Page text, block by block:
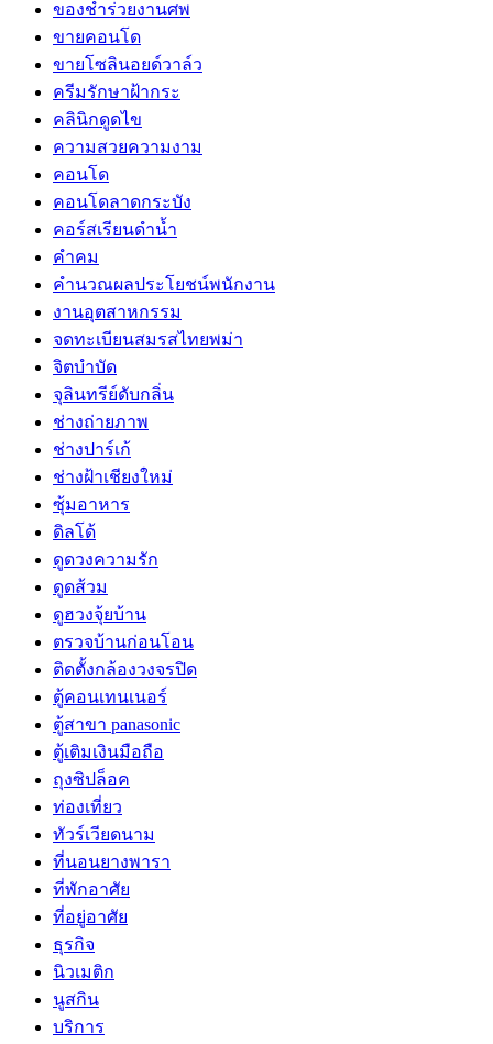
ของชำร่วยงานศพ
ขายคอนโด
ขายโซลินอยด์วาล์ว
ครีมรักษาฝ้ากระ
คลินิกดูดไข
ความสวยความงาม
คอนโด
คอนโดลาดกระบัง
คอร์สเรียนดำน้ำ
คำคม
คำนวณผลประโยชน์พนักงาน
งานอุตสาหกรรม
จดทะเบียนสมรสไทยพม่า
จิตบำบัด
จุลินทรีย์ดับกลิ่น
ช่างถ่ายภาพ
ช่างปาร์เก้
ช่างฝ้าเชียงใหม่
ซุ้มอาหาร
ดิลโด้
ดูดวงความรัก
ดูดส้วม
ดูฮวงจุ้ยบ้าน
ตรวจบ้านก่อนโอน
ติดตั้งกล้องวงจรปิด
ตู้คอนเทนเนอร์
ตู้สาขา panasonic
ตู้เติมเงินมือถือ
ถุงซิปล็อค
ท่องเที่ยว
ทัวร์เวียดนาม
ที่นอนยางพารา
ที่พักอาศัย
ที่อยู่อาศัย
ธุรกิจ
นิวเมติก
นูสกิน
บริการ